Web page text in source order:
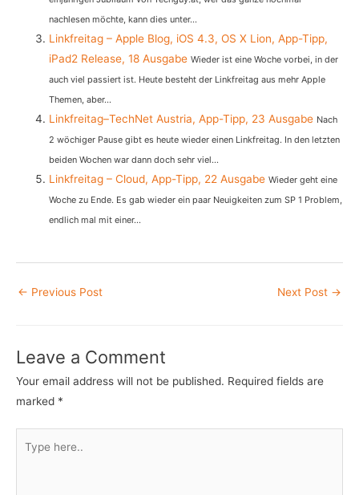
nachlesen möchte, kann dies unter...
Linkfreitag – Apple Blog, iOS 4.3, OS X Lion, App-Tipp,
iPad2 Release, 18 Ausgabe Wieder ist eine Woche vorbei, in der
auch viel passiert ist. Heute besteht der Linkfreitag aus mehr Apple
Themen, aber...
Linkfreitag–TechNet Austria, App-Tipp, 23 Ausgabe Nach
2 wöchiger Pause gibt es heute wieder einen Linkfreitag. In den letzten
beiden Wochen war dann doch sehr viel...
Linkfreitag – Cloud, App-Tipp, 22 Ausgabe Wieder geht eine
Woche zu Ende. Es gab wieder ein paar Neuigkeiten zum SP 1 Problem,
endlich mal mit einer...
Post
← Previous Post Next Post →
Leave a Comment
Your email address will not be published. Required fields are
marked *
here..